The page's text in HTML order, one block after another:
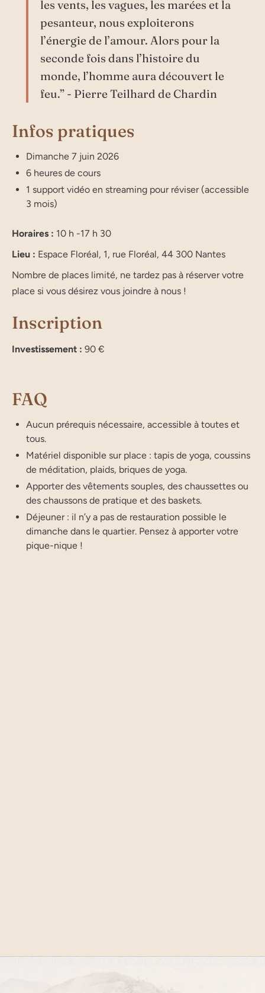
les vents, les vagues, les marées et la
pesanteur, nous exploiterons
l’énergie de l’amour. Alors pour la
seconde fois dans l’histoire du
monde, l’homme aura découvert le
feu.” - Pierre Teilhard de Chardin
Infos pratiques
Dimanche 7 juin 2026
6 heures de cours
1 support vidéo en streaming pour réviser (accessible
3 mois)
Horaires : 10 h -17 h 30
Lieu : Espace Floréal, 1, rue Floréal, 44 300 Nantes
Nombre de places limité, ne tardez pas à réserver votre
place si vous désirez vous joindre à nous !
Inscription
Investissement : 90 €
FAQ
Aucun prérequis nécessaire, accessible à toutes et
tous.
Matériel disponible sur place : tapis de yoga, coussins
de méditation, plaids, briques de yoga.
Apporter des vêtements souples, des chaussettes ou
des chaussons de pratique et des baskets.
Déjeuner : il n’y a pas de restauration possible le
dimanche dans le quartier. Pensez à apporter votre
pique-nique !